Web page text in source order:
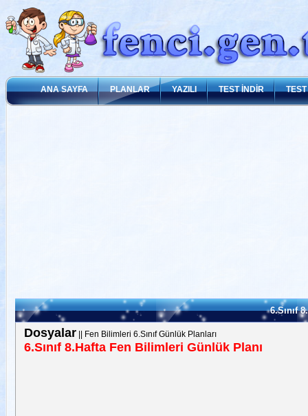
ANA SAYFA PLANLAR YAZILI TEST İNDİR
6.Sınıf
Dosyalar|| Fen Bilimleri 6.Sınıf Günlük Planları
6.Sınıf 8.Hafta Fen Bilimleri Günlük Planı